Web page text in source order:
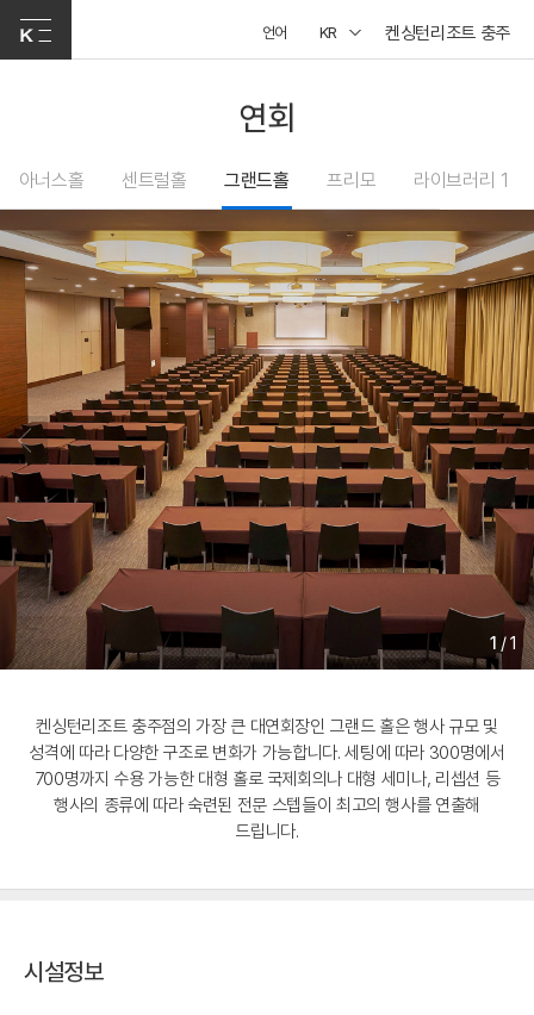
언어 KR 켄싱턴리조트 충주
연회
아너스홀 센트럴홀 그랜드홀 프리모 라이브러리 1
1 /1
켄싱턴리조트 충주점의 가장 큰 대연회장인 그랜드 홀은 행사 규모 및
성격에 따라 다양한 구조로 변화가 가능합니다. 세팅에 따라 300명에서
700명까지 수용 가능한 대형 홀로 국제회의나 대형 세미나, 리셉션 등
행사의 종류에 따라 숙련된 전문 스텝들이 최고의 행사를 연출해
드립니다.
시설정보